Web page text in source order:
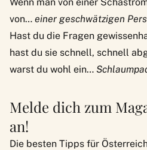
von… einer geschwätzigen
Hast du die Fragen
hast du sie schnell, schnell
warst du wohl ein…
Melde dich zum
an!
Die besten Tipps für